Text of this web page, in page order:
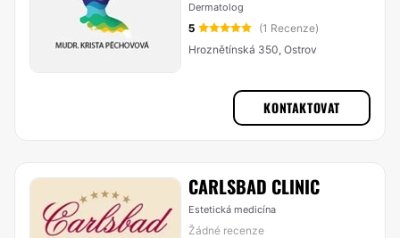
Dermatolog
5
(1 Recenze)
Hroznětínská 350, Ostrov
KONTAKTOVAT
CARLSBAD CLINIC
Estetická medicína
Žádné recenze